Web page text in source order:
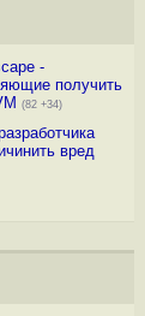
-
получить
(82 +34)
вред